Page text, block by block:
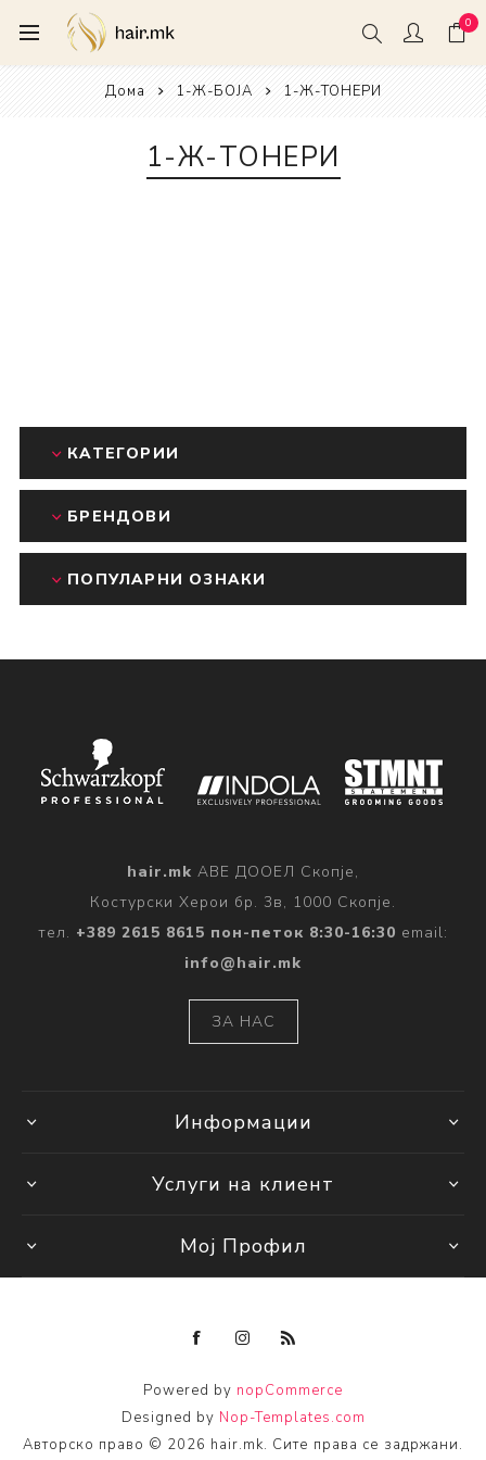
0
Дома 1-Ж-БОЈА 1-Ж-ТОНЕРИ
1-Ж-ТОНЕРИ
КАТЕГОРИИ
БРЕНДОВИ
ПОПУЛАРНИ ОЗНАКИ
hair.mk АВЕ ДООЕЛ Скопје,
Костурски Херои бр. 3в, 1000 Скопје.
тел. +389 2615 8615 пон-петок 8:30-16:30 email:
info@hair.mk
ЗА НАС
Информации
Услуги на клиент
Мој Профил
Powered by nopCommerce
Designed by Nop-Templates.com
Авторско право © 2026 hair.mk. Сите права се задржани.